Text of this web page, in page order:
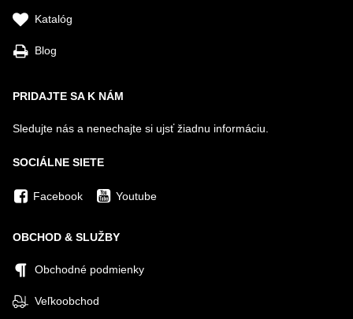
Katalóg
Blog
PRIDAJTE SA K NÁM
Sledujte nás a nenechajte si ujsť žiadnu informáciu.
SOCIÁLNE SIETE
Facebook Youtube
OBCHOD & SLUŽBY
Obchodné podmienky
Veľkoobchod